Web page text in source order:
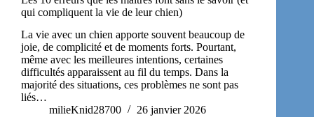
qui compliquent la vie de leur chien)
La vie avec un chien apporte souvent beaucoup de
joie, de complicité et de moments forts. Pourtant,
même avec les meilleures intentions, certaines
difficultés apparaissent au fil du temps. Dans la
majorité des situations, ces problèmes ne sont pas
liés…
milieKnid28700
26 janvier 2026